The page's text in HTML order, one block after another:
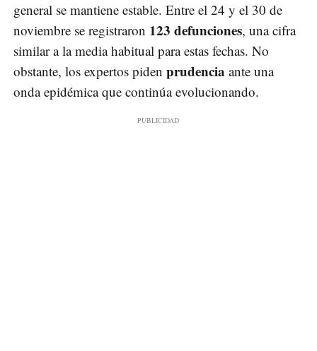
general se mantiene estable. Entre el 24 y el 30 de
noviembre se registraron 123 defunciones, una cifra
similar a la media habitual para estas fechas. No
obstante, los expertos piden prudencia ante una
onda epidémica que continúa evolucionando.